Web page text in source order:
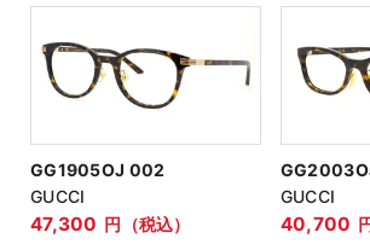
GG1905OJ 002
GUCCI
47,300 円（税込）
GUCCI
40,700